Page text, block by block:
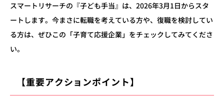
スマートリサーチの『子ども手当』は、2026年3月1日からスタ
ートします。今まさに転職を考えている方や、復職を検討してい
る方は、ぜひこの「子育て応援企業」をチェックしてみてくださ
い。
【重要アクションポイント】